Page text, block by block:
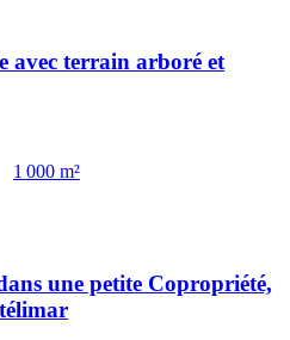
avec terrain arboré et
1 000 m²
une petite Copropriété,